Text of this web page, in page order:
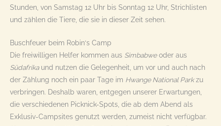
Stunden, von Samstag 12 Uhr bis Sonntag 12 Uhr, Strichlisten
und zählen die Tiere, die sie in dieser Zeit sehen.
Buschfeuer beim Robin‘s Camp
Die freiwilligen Helfer kommen aus Simbabweoder aus
Südafrikaund nutzen die Gelegenheit, um vor und auch nach
der Zählung noch ein paar Tage im Hwange National Parkzu
verbringen. Deshalb waren, entgegen unserer Erwartungen,
die verschiedenen Picknick-Spots, die ab dem Abend als
Exklusiv-Campsites genutzt werden, zumeist nicht verfügbar.